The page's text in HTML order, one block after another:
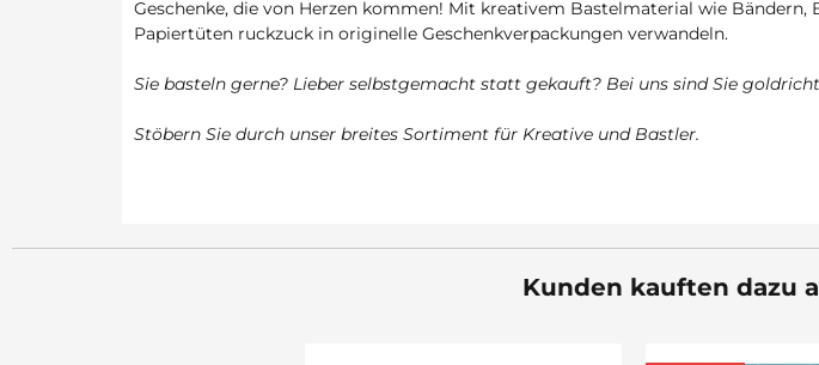
Geschenke, die von Herzen kommen! Mit kreativem Bastelmaterial wie
Papiertüten ruckzuck in originelle Geschenkverpackungen verwandeln.
Sie basteln gerne? Lieber selbstgemacht statt gekauft? Bei uns sind Sie
Stöbern Sie durch unser breites Sortiment für Kreative und Bastler.
Kunden kauften dazu